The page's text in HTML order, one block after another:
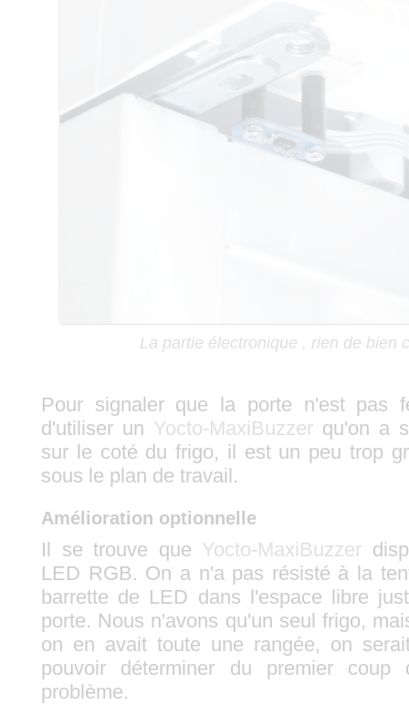
La partie électronique , rien de bien
Pour signaler que la porte n'est pas
d'utiliser un Yocto-MaxiBuzzer qu'on a
sur le coté du frigo, il est un peu trop
sous le plan de travail.
Amélioration optionnelle
Il se trouve que Yocto-MaxiBuzzer
LED RGB. On a n'a pas résisté à la
barrette de LED dans l'espace libre
porte. Nous n'avons qu'un seul frigo,
on en avait toute une rangée, on
pouvoir déterminer du premier
problème.